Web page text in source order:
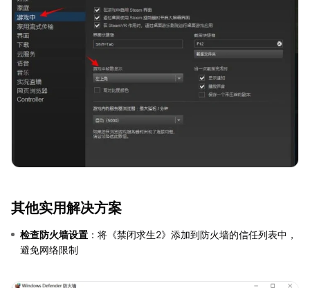
其他实用解决方案
检查防火墙设置 ：将《禁闭求生2》添加到防火墙的信任列表中，
避免网络限制